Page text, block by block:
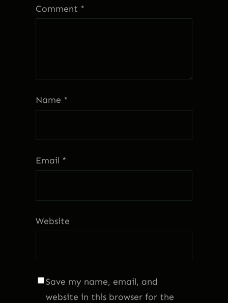
Comment *
Name *
Email *
Website
Save my name, email, and
website in this browser for the